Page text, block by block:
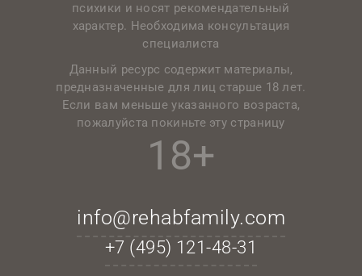
психики и носят рекомендательный
характер. Необходима консультация
специалиста
Данный ресурс содержит материалы,
предназначенные для лиц старше 18 лет.
Если вам меньше указанного возраста,
пожалуйста покиньте эту страницу
18+
info@rehabfamily.com
+7 (495) 121-48-31